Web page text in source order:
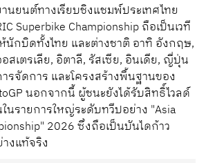
นยนต์ทางเรียบชิงแชมพ์ประเทศไทย
Superbike Championship ถือเป็นเวที
นักบิดทั้งไทย และต่างชาติ อาทิ อังกฤษ,
สเตรเลีย, อิตาลี, รัสเซีย, อินเดีย, ญี่ปุ่น
รจัดการ และโครงสร้างพื้นฐานของ
นอกจากนี้ ผู้ชนะยังได้รับสิทธิ์ไวลด์
นรายการใหญ่ระดับทวีปอย่าง "Asia
2026 ซึ่งถือเป็นบันไดก้าว
งแท้จริง